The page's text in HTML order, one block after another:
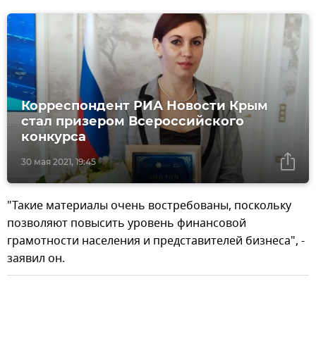
30 мая 2021, 19:45
Корреспондент РИА Новости Крым
стал призером Всероссийского
конкурса
"Такие материалы очень востребованы, поскольку
позволяют повысить уровень финансовой
грамотности населения и представителей бизнеса", -
заявил он.